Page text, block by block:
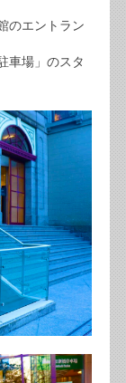
のエントラン
車場」のスタ